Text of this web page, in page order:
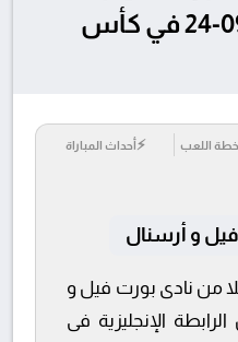
أرسنال بتاريخ 2025-09-24 في كأس
اللعب ⚡أحداث المباراة
و أرسنال
اليوم 2025-09-24 كلا من نادى بورت فيل و
الإنجليزية فى